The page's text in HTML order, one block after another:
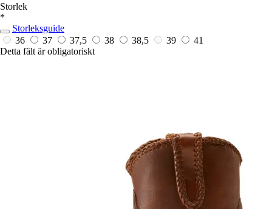
Storlek
*
Storleksguide
36
37 37,5 38 38,5 39
41
Detta fält är obligatoriskt